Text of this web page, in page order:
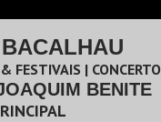
FESTIVAIS | CONCERTO
BENITE